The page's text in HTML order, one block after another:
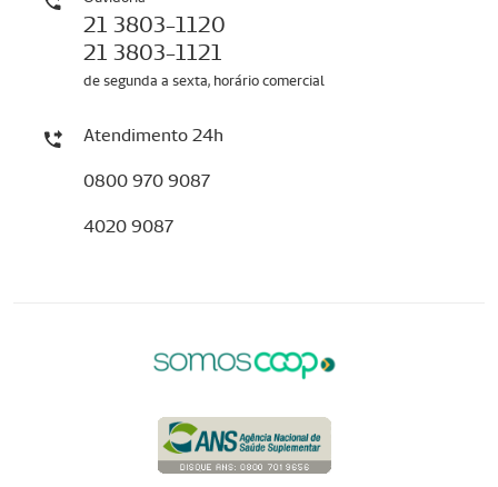
21 3803-1120
21 3803-1121
de segunda a sexta, horário comercial
Atendimento 24h
0800 970 9087
4020 9087